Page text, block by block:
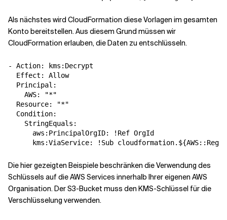
Als nächstes wird CloudFormation diese Vorlagen im gesamten
Konto bereitstellen. Aus diesem Grund müssen wir
CloudFormation erlauben, die Daten zu entschlüsseln.
- Action: kms:Decrypt
  Effect: Allow
  Principal:
    AWS: "*"
  Resource: "*"
  Condition:
    StringEquals:
      aws:PrincipalOrgID: !Ref OrgId
Die hier gezeigten Beispiele beschränken die Verwendung des
Schlüssels auf die AWS Services innerhalb Ihrer eigenen AWS
Organisation. Der S3-Bucket muss den KMS-Schlüssel für die
Verschlüsselung verwenden.